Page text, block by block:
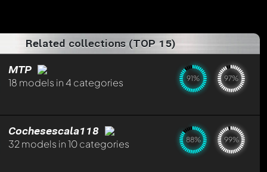
Related collections (TOP 15)
MTP
18 models in 4 categories
91% 97%
Cochesescala118
32 models in 10 categories
88% 99%